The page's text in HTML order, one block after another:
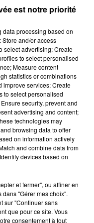
60,03 % dans le Bas-
présidentielle
%.
en Alsace sauf à
200 personnes se
dénoncer leur
partie des cas, les
changement de
: 30 octobre 2025 à
est notre priorité
data processing based on
and/or access
select advertising; Create
to select personalised
Measure content
statistics or combinations
improve services; Create
to select personalised
security, prevent and
advertising and content;
technologies may
browsing data to offer
on information actively
and combine data from
devices based on
et fermer", ou affiner en
"Gérer mes choix".
sur "Continuer sans
que pour ce site. Vous
consentement à tout